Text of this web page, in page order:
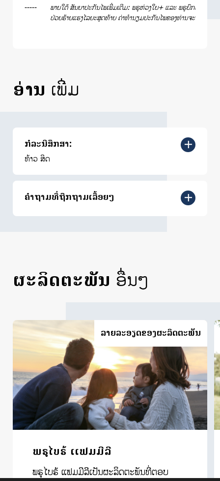
-----
ພາຍ​ໃຕ້​ ສັນ​​ຍາ​ປ​ະ​ກັນ​ໄພ​ເພີ່​ມ​ເຕີມ: ພຣູຫ່ວງໃຍ+ ແລະ ພຣູຍົກເວັ້ນຄ່າທ
ປ່ວຍ​ຮ້າຍ​ແຮງ​ໄລ​ຍະ​ສຸດ​ທ້າຍ ຄ່າ​ທຳ​ນຽມ​ປະ​ກັນ​ໄພຂອງ​ທ່ານຈະ​ຖືກ​ຍົກ​ເ
ອ່ານ ເພີ່ມ
ກໍລະນີສຶກສາ:
ທ້າວ ສິດ
ຄໍາຖາມທີ່ຖືກຖາມເລື້ອຍໆ
ຜະລິດຕະພັນ ອື່ນໆ
ລາຍ​ລະ​ອຽດ​ຂອງ​ຜະ​ລິດ​ຕະ​ພັນ
ພຣູໄບຣ້ ເເຟມມີລີ
ພຣູໄບຣ້ ແຟມມີລີເປັນຜະລິດຕະພັນທີ່ຕອບ